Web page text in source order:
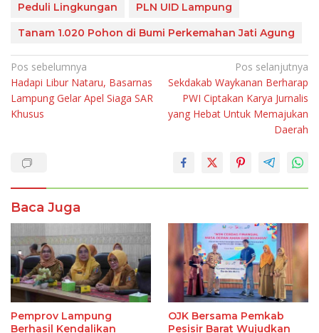
Peduli Lingkungan
PLN UID Lampung
Tanam 1.020 Pohon di Bumi Perkemahan Jati Agung
Navigasi
pos
Pos sebelumnya
Hadapi Libur Nataru, Basarnas
Lampung Gelar Apel Siaga SAR
Khusus
Pos selanjutnya
Sekdakab Waykanan Berharap
PWI Ciptakan Karya Jurnalis
yang Hebat Untuk Memajukan
Daerah
Baca Juga
Pemprov Lampung
Berhasil Kendalikan
OJK Bersama Pemkab
Pesisir Barat Wujudkan